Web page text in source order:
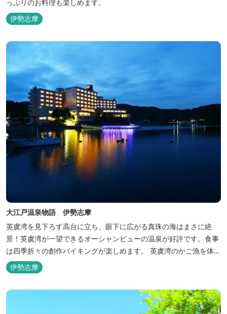
っぷりのお料理も楽しめます。
伊勢志摩
大江戸温泉物語 伊勢志摩
英虞湾を見下ろす高台に立ち、眼下に広がる真珠の海はまさに絶
景！英虞湾が一望できるオーシャンビューの温泉が好評です。食事
は四季折々の創作バイキングが楽しめます。 英虞湾のかご漁を体験
できるクルーズ船は毎日運行しており、漁で獲れた魚を食べること
もできます。
伊勢志摩